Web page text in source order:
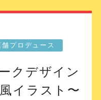
舗プロデュース
クデザイン
イラスト〜